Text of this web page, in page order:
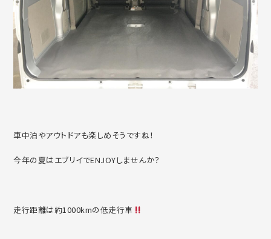
車中泊やアウトドアも楽しめそうですね！
今年の夏はエブリイでENJOYしませんか？
走行距離は約1000kmの低走行車